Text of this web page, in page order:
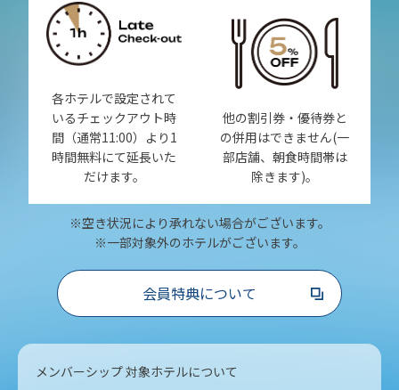
各ホテルで設定されて
いるチェックアウト時
間（通常11:00）より1
時間無料にて延長いた
だけます。
他の割引券・優待券と
の併用はできません(一
部店舗、朝食時間帯は
除きます)。
※空き状況により承れない場合がございます。
※一部対象外のホテルがございます。
会員特典について
メンバーシップ 対象ホテルについて